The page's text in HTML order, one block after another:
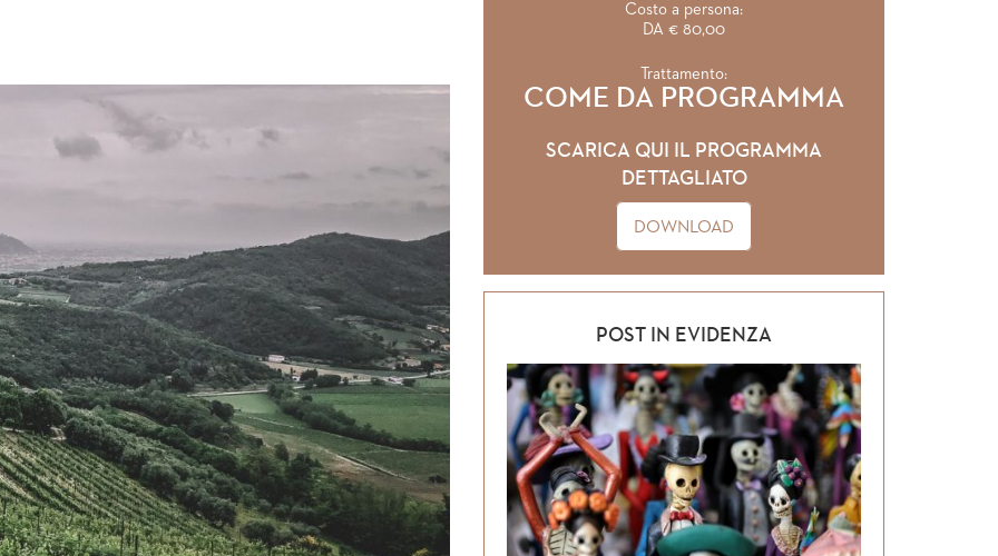
Costo a persona:
DA € 80,00
Trattamento:
COME DA PROGRAMMA
SCARICA QUI IL PROGRAMMA
DETTAGLIATO
DOWNLOAD
POST IN EVIDENZA